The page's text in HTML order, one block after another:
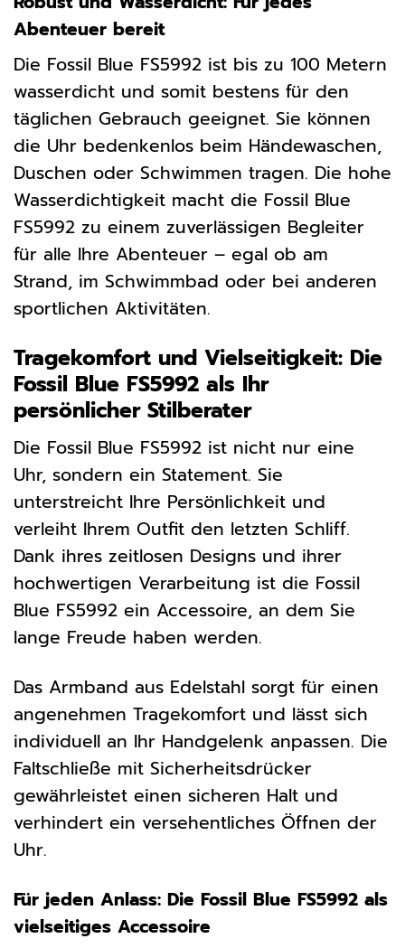
Abenteuer bereit
Die Fossil Blue FS5992 ist bis zu 100 Metern
wasserdicht und somit bestens für den
täglichen Gebrauch geeignet. Sie können
die Uhr bedenkenlos beim Händewaschen,
Duschen oder Schwimmen tragen. Die hohe
Wasserdichtigkeit macht die Fossil Blue
FS5992 zu einem zuverlässigen Begleiter
für alle Ihre Abenteuer – egal ob am
Strand, im Schwimmbad oder bei anderen
sportlichen Aktivitäten.
Tragekomfort und Vielseitigkeit: Die
Fossil Blue FS5992 als Ihr
persönlicher Stilberater
Die Fossil Blue FS5992 ist nicht nur eine
Uhr, sondern ein Statement. Sie
unterstreicht Ihre Persönlichkeit und
verleiht Ihrem Outfit den letzten Schliff.
Dank ihres zeitlosen Designs und ihrer
hochwertigen Verarbeitung ist die Fossil
Blue FS5992 ein Accessoire, an dem Sie
lange Freude haben werden.
Das Armband aus Edelstahl sorgt für einen
angenehmen Tragekomfort und lässt sich
individuell an Ihr Handgelenk anpassen. Die
Faltschließe mit Sicherheitsdrücker
gewährleistet einen sicheren Halt und
verhindert ein versehentliches Öffnen der
Uhr.
Für jeden Anlass: Die Fossil Blue FS5992 als
vielseitiges Accessoire